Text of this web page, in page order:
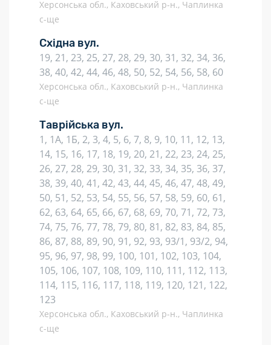
Херсонська обл., Каховський р-н., Чаплинка
с-ще
Східна вул.
19, 21, 23, 25, 27, 28, 29, 30, 31, 32, 34, 36,
38, 40, 42, 44, 46, 48, 50, 52, 54, 56, 58, 60
Херсонська обл., Каховський р-н., Чаплинка
с-ще
Таврійська вул.
1, 1А, 1Б, 2, 3, 4, 5, 6, 7, 8, 9, 10, 11, 12, 13,
14, 15, 16, 17, 18, 19, 20, 21, 22, 23, 24, 25,
26, 27, 28, 29, 30, 31, 32, 33, 34, 35, 36, 37,
38, 39, 40, 41, 42, 43, 44, 45, 46, 47, 48, 49,
50, 51, 52, 53, 54, 55, 56, 57, 58, 59, 60, 61,
62, 63, 64, 65, 66, 67, 68, 69, 70, 71, 72, 73,
74, 75, 76, 77, 78, 79, 80, 81, 82, 83, 84, 85,
86, 87, 88, 89, 90, 91, 92, 93, 93/1, 93/2, 94,
95, 96, 97, 98, 99, 100, 101, 102, 103, 104,
105, 106, 107, 108, 109, 110, 111, 112, 113,
114, 115, 116, 117, 118, 119, 120, 121, 122,
123
Херсонська обл., Каховський р-н., Чаплинка
с-ще